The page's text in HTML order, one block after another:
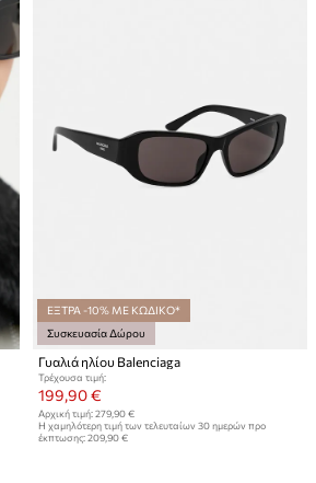
ΕΞΤΡΑ -10% ΜΕ ΚΩΔΙΚΟ*
Συσκευασία Δώρου
Γυαλιά ηλίου Balenciaga
Τρέχουσα τιμή:
199,90 €
Αρχική τιμή: 279,90 €
Η χαμηλότερη τιμή των τελευταίων 30 ημερών προ
έκπτωσης: 209,90 €